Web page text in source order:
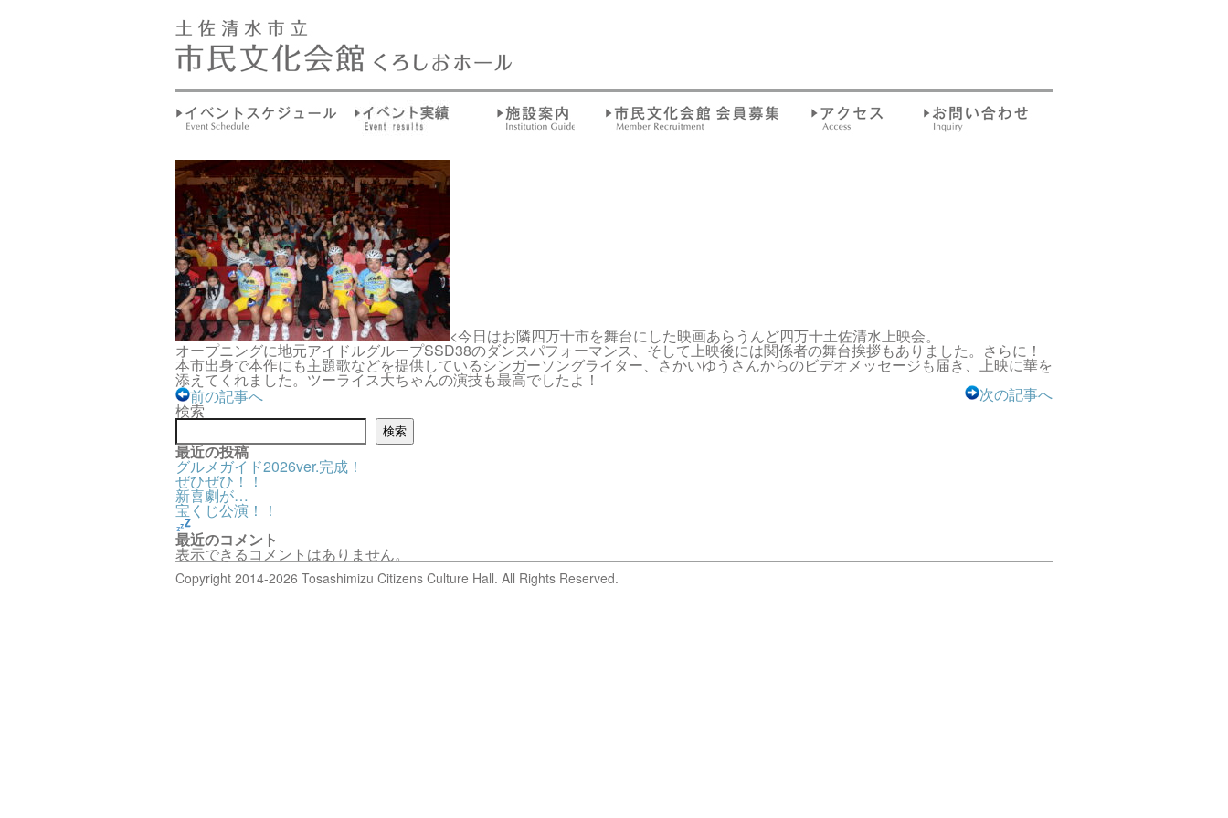
<今日はお隣四万十市を舞台にした映画あらうんど四万十土佐清水上映会。
オープニングに地元アイドルグループSSD38のダンスパフォーマンス、そして上映後には関係者の舞台挨拶もありました。さらに！
本市出身で本作にも主題歌などを提供しているシンガーソングライター、さかいゆうさんからのビデオメッセージも届き、上映に華を
添えてくれました。ツーライス大ちゃんの演技も最高でしたよ！
前の記事へ 次の記事へ
検索
検索
最近の投稿
グルメガイド2026ver.完成！
ぜひぜひ！！
新喜劇が…
宝くじ公演！！
最近のコメント
表示できるコメントはありません。
Copyright 2014-2026 Tosashimizu Citizens Culture Hall. All Rights Reserved.